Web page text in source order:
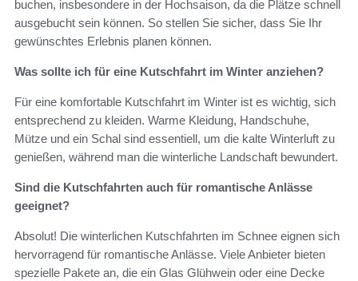
buchen, insbesondere in der Hochsaison, da die Plätze schnell
ausgebucht sein können. So stellen Sie sicher, dass Sie Ihr
gewünschtes Erlebnis planen können.
Was sollte ich für eine Kutschfahrt im Winter anziehen?
Für eine komfortable Kutschfahrt im Winter ist es wichtig, sich
entsprechend zu kleiden. Warme Kleidung, Handschuhe,
Mütze und ein Schal sind essentiell, um die kalte Winterluft zu
genießen, während man die winterliche Landschaft bewundert.
Sind die Kutschfahrten auch für romantische Anlässe
geeignet?
Absolut! Die winterlichen Kutschfahrten im Schnee eignen sich
hervorragend für romantische Anlässe. Viele Anbieter bieten
spezielle Pakete an, die ein Glas Glühwein oder eine Decke